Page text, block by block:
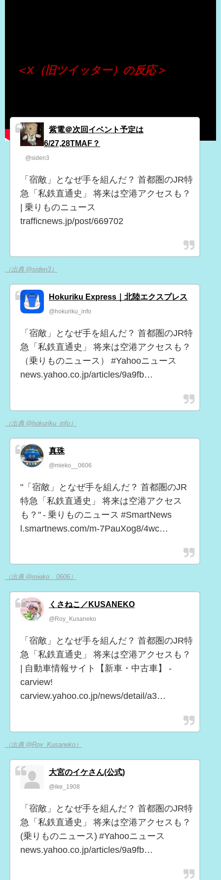
＜X（旧ツイッター）の反応＞
紫電＠次回イベント予定は
6/27,28TMAF？
@siden3
「宿敵」となぜ手を組んだ？ 首都圏のJR特
急「私鉄直通史」 将来は空港アクセスも？
| 乗りものニュース
trafficnews.jp/post/669702
（出典 @siden3）
Hokuriku Express｜北陸エクスプレス
@hokuriku_info
「宿敵」となぜ手を組んだ？ 首都圏のJR特
急「私鉄直通史」 将来は空港アクセスも？
（乗りものニュース） #Yahooニュース
news.yahoo.co.jp/articles/9a9fb…
（出典 @hokuriku_info）
真珠
@mieko__0606
"「宿敵」となぜ手を組んだ？ 首都圏のJR
特急「私鉄直通史」 将来は空港アクセス
も？" - 乗りものニュース #SmartNews
l.smartnews.com/m-7PauXog8/4wc…
（出典 @mieko__0606）
くさねこ／KUSANEKO
@Roy_Kusaneko
「宿敵」となぜ手を組んだ？ 首都圏のJR特
急「私鉄直通史」 将来は空港アクセスも？
| 自動車情報サイト【新車・中古車】 -
carview!
carview.yahoo.co.jp/news/detail/a3…
（出典 @Roy_Kusaneko）
大宮のイケさん(公式)
@ike_1908
「宿敵」となぜ手を組んだ？ 首都圏のJR特
急「私鉄直通史」 将来は空港アクセスも？
(乗りものニュース) #Yahooニュース
news.yahoo.co.jp/articles/9a9fb…